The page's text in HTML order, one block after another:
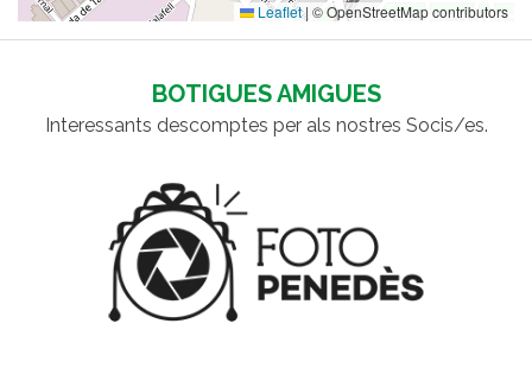
Leaflet| © OpenStreetMap contributors
BOTIGUES AMIGUES
Interessants descomptes per als nostres Socis/es.